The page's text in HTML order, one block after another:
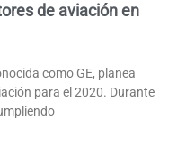
de aviación en
como GE, planea
para el 2020. Durante